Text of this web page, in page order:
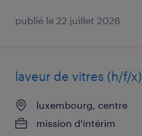
publié le 22 juillet 2026
laveur de vitres (h/f/x)
luxembourg, centre
mission d'intérim